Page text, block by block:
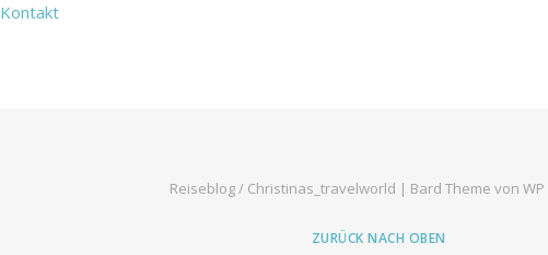
Kontakt
Reiseblog / Christinas_travelworld | Bard Theme von
ZURÜCK NACH OBEN